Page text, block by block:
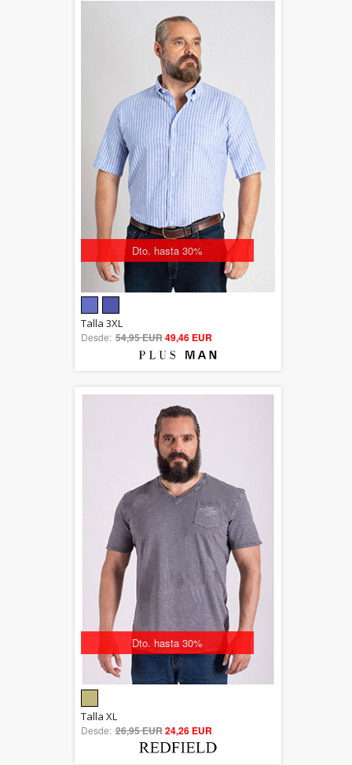
Dto. hasta 30%
out of 5
Talla 3XL
Desde: 54,95 EUR49,46 EUR
Dto. hasta 30%
out of 5
Talla XL
Desde: 26,95 EUR24,26 EUR